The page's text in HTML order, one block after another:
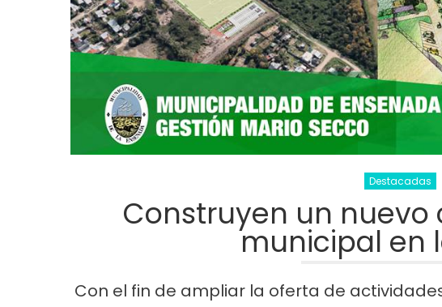
Destacadas
Construyen un
municipal en
Con el fin de ampliar la oferta de